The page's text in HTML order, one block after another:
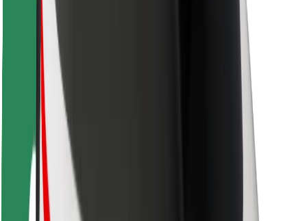
Kundeservice
For passagerer
For chauffører
For leveringspersoner
Bolt Food
For flådeejere
For restauranter
Bolt for Business
Andet